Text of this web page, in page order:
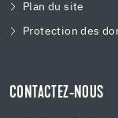
Plan du site
Protection des
CONTACTEZ-NOUS